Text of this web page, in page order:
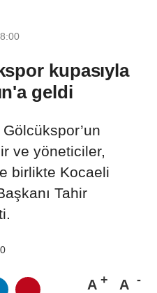
kupasıyla
geldi
ve yöneticiler,
birlikte Kocaeli
Tahir
A A